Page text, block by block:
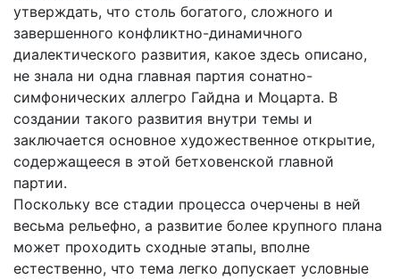
утверждать, что столь богатого, сложного и
завершенного конфликтно-динамичного
диалектического развития, какое здесь описано,
не знала ни одна главная партия сонатно-
симфонических аллегро Гайдна и Моцарта. В
создании такого развития внутри темы и
заключается основное художественное открытие,
содержащееся в этой бетховенской главной
партии.
Поскольку все стадии процесса очерчены в ней
весьма рельефно, а развитие более крупного плана
может проходить сходные этапы, вполне
естественно, что тема легко допускает условные